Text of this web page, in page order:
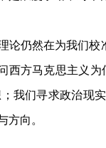
论仍然在为我们
西方马克思主义
我们寻求政治
向。